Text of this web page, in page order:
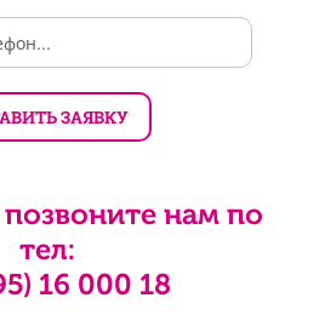
нам по
тел:
16 000 18